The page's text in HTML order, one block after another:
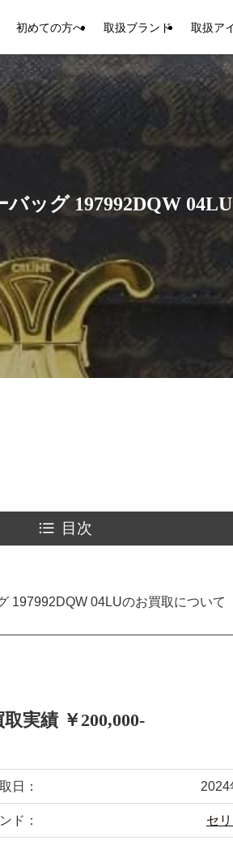
初めての方へ 取扱ブランド 取扱ア
ッグ 197992DQW
目次
197992DQW 04LUのお買取について
取実績 ￥200,000-
日： 2024
ド： セ